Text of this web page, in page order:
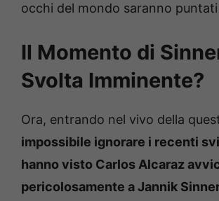
occhi del mondo saranno puntati
Il Momento di
Svolta Imminente?
Ora, entrando nel vivo della
impossibile ignorare i recenti
hanno visto Carlos Alcaraz
pericolosamente a Jannik